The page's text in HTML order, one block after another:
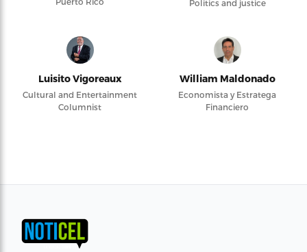
Politics and justice
Luisito Vigoreaux
Cultural and Entertainment
Columnist
William Maldonado
Economista y Estratega
Financiero